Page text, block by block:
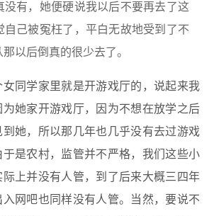
没有，她便硬说我以后不要再去了这
自己被冤枉了，平白无故地受到了不
以后倒真的很少去了。
同学家里就是开游戏厅的，说起来我
她家开游戏厅，因为不想在放学之后
她，所以那几年也几乎没有去过游戏
是农村，监管并不严格，我们这些小
上并没有人管，到了后来大概三四年
网吧也同样没有人管。当然，要说不